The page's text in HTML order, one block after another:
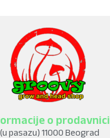
o prodavnici
pasazu) 11000 Beograd